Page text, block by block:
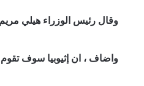
وقال رئيس الوزراء هيلي
واضاف ، ان إثيوبيا سوف